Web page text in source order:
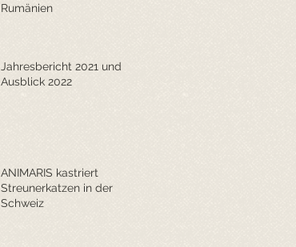
Rumänien
Jahresbericht 2021 und
Ausblick 2022
ANIMARIS kastriert
Streunerkatzen in der
Schweiz